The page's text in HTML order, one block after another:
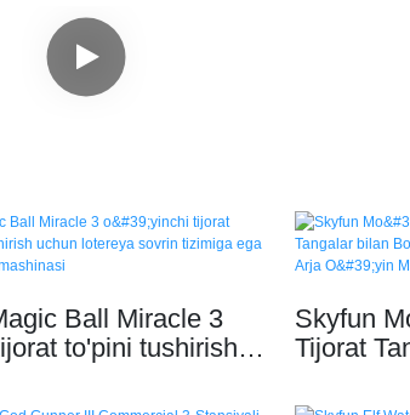
Ball Miracle 3
to'pini tushirish
mashinasi
Skyfun
Tijorat
Otishma